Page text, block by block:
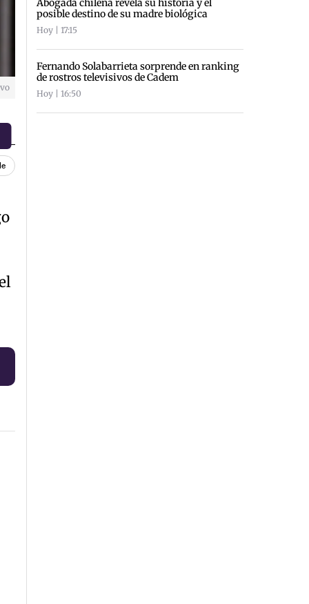
Abogada chilena revela su historia y el
posible destino de su madre biológica
Hoy | 17:15
Fernando Solabarrieta sorprende en ranking
de rostros televisivos de Cadem
Hoy | 16:50